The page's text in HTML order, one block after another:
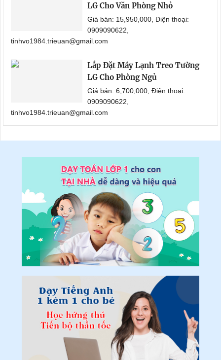
LG Cho Văn Phòng Nhỏ
Giá bán: 15,950,000, Điện thoại:
0909090622,
tinhvo1984.trieuan@gmail.com
Lắp Đặt Máy Lạnh Treo Tường
LG Cho Phòng Ngủ
Giá bán: 6,700,000, Điện thoại:
0909090622,
tinhvo1984.trieuan@gmail.com